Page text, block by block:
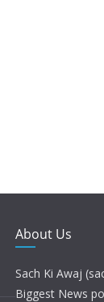
About Us
Sach Ki Awaj
Biggest News